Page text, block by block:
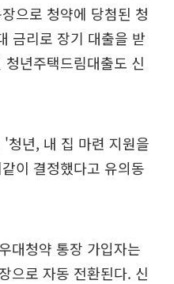
으로 청약에 당첨된 청
금리로 장기 대출을 받
년주택드림대출도 신
청년, 내 집 마련 지원을
이 결정했다고 유의동
대청약 통장 가입자는
으로 자동 전환된다. 신